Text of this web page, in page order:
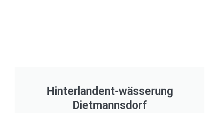
Hinterlandent-wässerung
Dietmannsdorf